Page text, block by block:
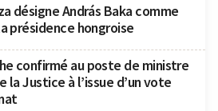
désigne András Baka comme
présidence hongroise
confirmé au poste de ministre
la Justice à l’issue d’un vote